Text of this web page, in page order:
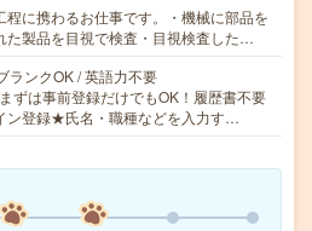
程に携わるお仕事です。・機械に部品を
た製品を目視で検査・目視検査した…
ランクOK / 英語力不要
ずは事前登録だけでもOK！履歴書不要
ン登録★氏名・職種などを入力す…